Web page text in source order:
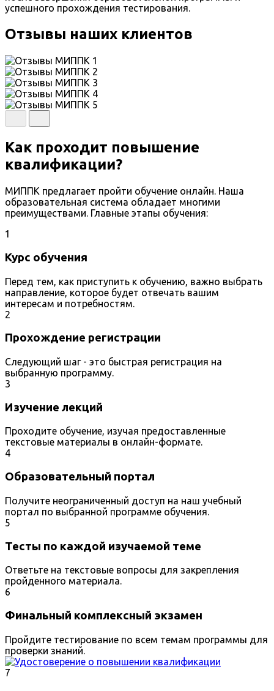
успешного прохождения тестирования.
Отзывы наших клиентов
Как проходит повышение
квалификации?
МИППК предлагает пройти обучение онлайн. Наша
образовательная система обладает многими
преимуществами. Главные этапы обучения:
1
Курс обучения
Перед тем, как приступить к обучению, важно выбрать
направление, которое будет отвечать вашим
интересам и потребностям.
2
Прохождение регистрации
Следующий шаг - это быстрая регистрация на
выбранную программу.
3
Изучение лекций
Проходите обучение, изучая предоставленные
текстовые материалы в онлайн-формате.
4
Образовательный портал
Получите неограниченный доступ на наш учебный
портал по выбранной программе обучения.
5
Тесты по каждой изучаемой теме
Ответьте на текстовые вопросы для закрепления
пройденного материала.
6
Финальный комплексный экзамен
Пройдите тестирование по всем темам программы для
проверки знаний.
7